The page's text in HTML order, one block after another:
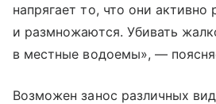
напрягает то, что они активно
и размножаются. Убивать
в местные водоемы», —
Возможен занос различных